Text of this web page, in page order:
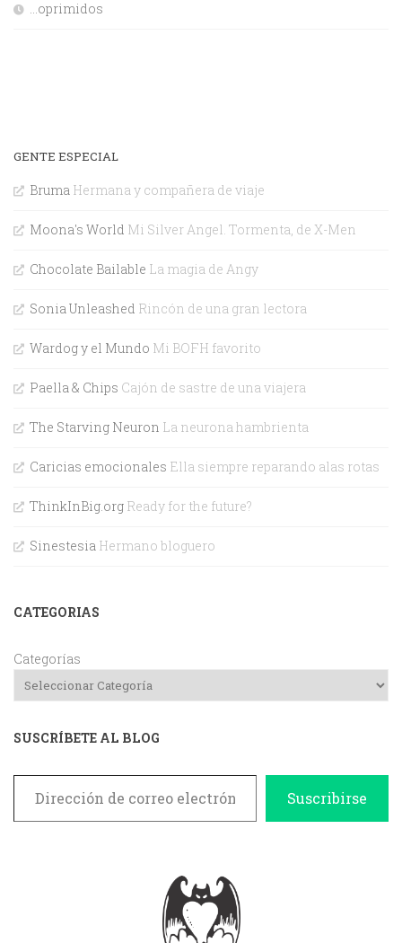
…oprimidos
GENTE ESPECIAL
Bruma Hermana y compañera de viaje
Moona's World Mi Silver Angel. Tormenta, de X-Men
Chocolate Bailable La magia de Angy
Sonia Unleashed Rincón de una gran lectora
Wardog y el Mundo Mi BOFH favorito
Paella & Chips Cajón de sastre de una viajera
The Starving Neuron La neurona hambrienta
Caricias emocionales Ella siempre reparando alas rotas
ThinkInBig.org Ready for the future?
Sinestesia Hermano bloguero
CATEGORIAS
Categorías
SUSCRÍBETE AL BLOG
Dirección de correo electrónico
Suscribirse